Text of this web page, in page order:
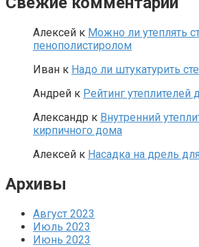
Алексей к Можно ли утеплять
пенополистиролом
Иван к Надо ли штукатурить
Андрей к Рейтинг утеплителей
Александр к Внутренний
кирпичного дома
Алексей к Насадка на дрель
Архивы
Август 2023
Июль 2023
Июнь 2023